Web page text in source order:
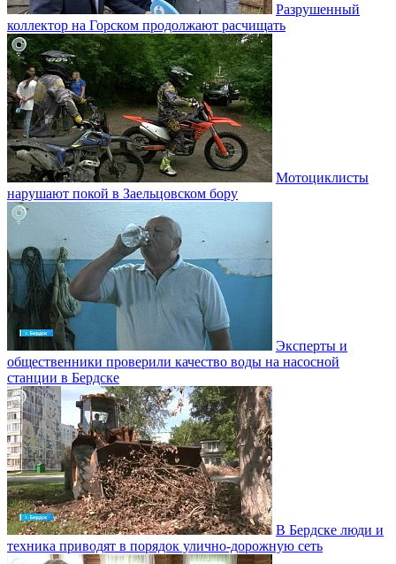
Разрушенный
коллектор на Горском продолжают расчищать
Мотоциклисты
нарушают покой в Заельцовском бору
Эксперты и
общественники проверили качество воды на насосной
станции в Бердске
В Бердске люди и
техника приводят в порядок улично‑дорожную сеть